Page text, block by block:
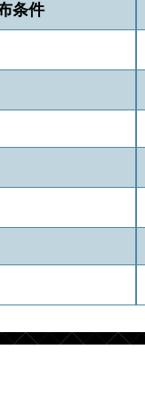
条件